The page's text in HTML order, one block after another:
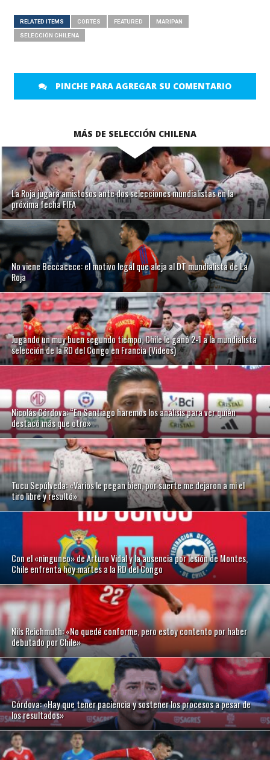
RELATED ITEMS CORTÉS FEATURED MARIPAN
SELECCIÓN CHILENA
PINCHE PARA AGREGAR SU COMENTARIO
MÁS DE SELECCIÓN CHILENA
La Roja jugará amistosos ante dos selecciones mundialistas en la
próxima fecha FIFA
No viene Beccacece: el motivo legal que aleja al DT mundialista de La
Roja
Jugando un muy buen segundo tiempo, Chile le ganó 2-1 a la mundialista
selección de la RD del Congo en Francia (Videos)
Nicolás Córdova: “En Santiago haremos los análisis para ver quién
destacó más que otro»
Tucu Sepúlveda: «Varios le pegan bien, por suerte me dejaron a mi el
tiro libre y resultó»
Con el «ninguneo» de Arturo Vidal y la ausencia por lesión de Montes,
Chile enfrenta hoy martes a la RD del Congo
Nils Reichmuth: «No quedé conforme, pero estoy contento por haber
debutado por Chile»
Córdova: «Hay que tener paciencia y sostener los procesos a pesar de
los resultados»